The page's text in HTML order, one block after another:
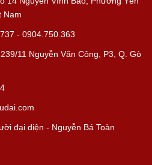
Nam
- 0904.750.363
239/11 Nguyễn Văn Công, P3, Q. Gò
đại diện - Nguyễn Bá Toàn